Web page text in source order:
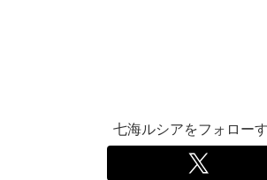
七海ルシアをフォロー